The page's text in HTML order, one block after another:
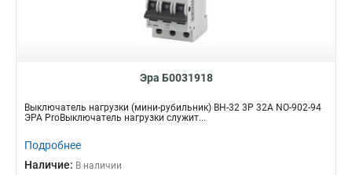
Эра Б0031918
Выключатель нагрузки (мини-рубильник) ВН-32 3P 32A NO-902-94
ЭРА ProВыключатель нагрузки служит...
Подробнее
Наличие: В наличии